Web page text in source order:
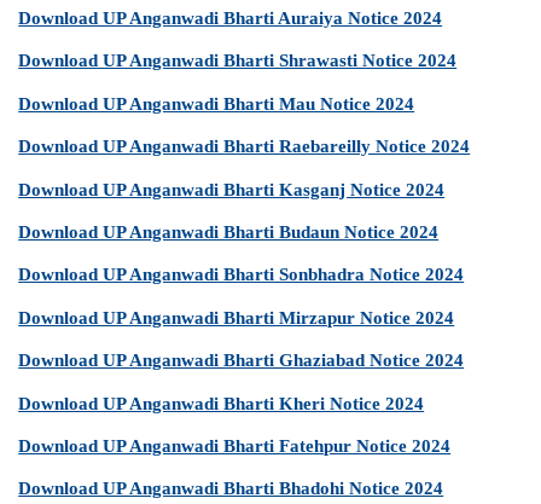
Download UP Anganwadi Bharti Auraiya Notice 2024
Download UP Anganwadi Bharti Shrawasti Notice 2024
Download UP Anganwadi Bharti Mau Notice 2024
Download UP Anganwadi Bharti Raebareilly Notice 2024
Download UP Anganwadi Bharti Kasganj Notice 2024
Download UP Anganwadi Bharti Budaun Notice 2024
Download UP Anganwadi Bharti Sonbhadra Notice 2024
Download UP Anganwadi Bharti Mirzapur Notice 2024
Download UP Anganwadi Bharti Ghaziabad Notice 2024
Download UP Anganwadi Bharti Kheri Notice 2024
Download UP Anganwadi Bharti Fatehpur Notice 2024
Download UP Anganwadi Bharti Bhadohi Notice 2024